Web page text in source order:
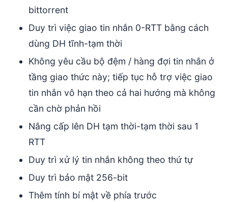
bittorrent
Duy trì việc giao tin nhắn 0-RTT bằng cách
dùng DH tĩnh-tạm thời
Không yêu cầu bộ đệm / hàng đợi tin nhắn ở
tầng giao thức này; tiếp tục hỗ trợ việc giao
tin nhắn vô hạn theo cả hai hướng mà không
cần chờ phản hồi
Nâng cấp lên DH tạm thời-tạm thời sau 1
RTT
Duy trì xử lý tin nhắn không theo thứ tự
Duy trì bảo mật 256-bit
Thêm tính bí mật về phía trước